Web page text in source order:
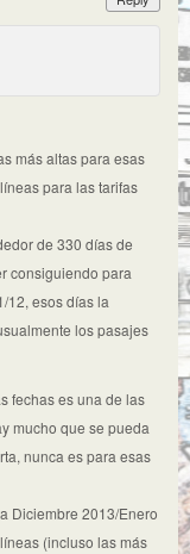
más altas para esas
para las tarifas
de 330 días de
consiguiendo para
12, esos días la
los pasajes
fechas es una de las
mucho que se pueda
nunca es para esas
Diciembre 2013/Enero
(incluso las más